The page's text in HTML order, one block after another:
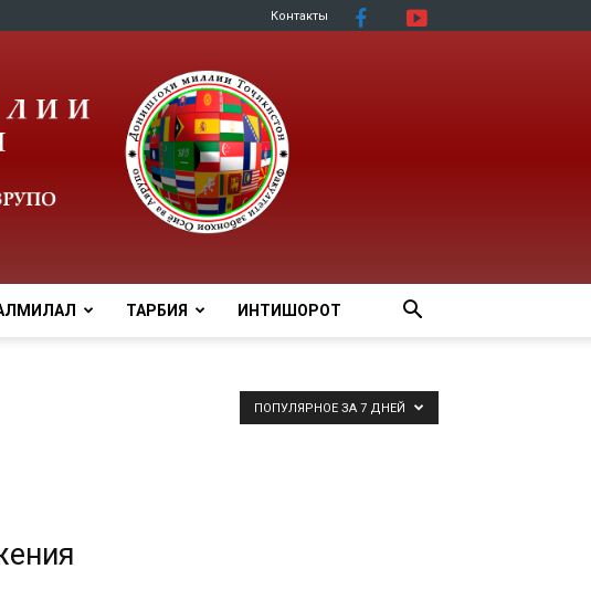
Контакты
ТАРБИЯ ИНТИШОРОТ
ПОПУЛЯРНОЕ ЗА 7 ДНЕЙ